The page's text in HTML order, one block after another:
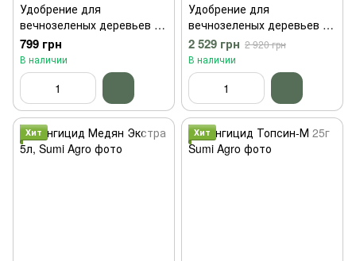
Удобрение для
вечнозеленых деревьев и
кустов YaraMila Весна-
Лето 3 кг
799 грн
В наличии
Удобрение для
вечнозеленых деревьев и
кустов YaraMila Весна-
Лето 10 кг
2 529 грн 2 920 грн
В наличии
Хит Хит